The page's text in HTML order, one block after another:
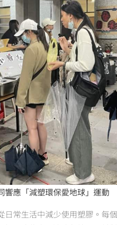
響應「減塑環保愛地球」運動
常生活中減少使用塑膠。每